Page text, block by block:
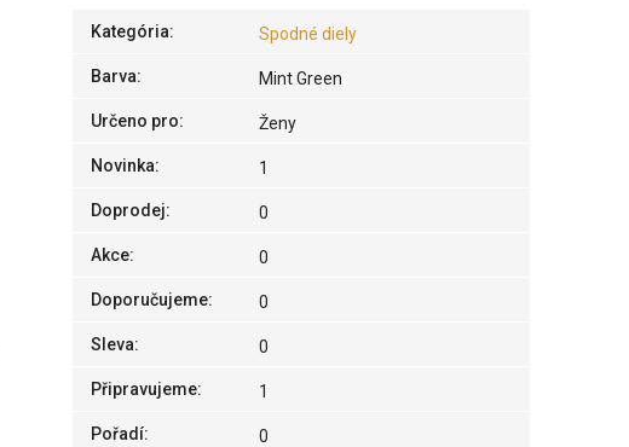
Kategória: Spodné diely
Barva: Mint Green
Určeno pro: Ženy
Novinka: 1
Doprodej: 0
Akce: 0
Doporučujeme: 0
Sleva: 0
Připravujeme: 1
Pořadí: 0